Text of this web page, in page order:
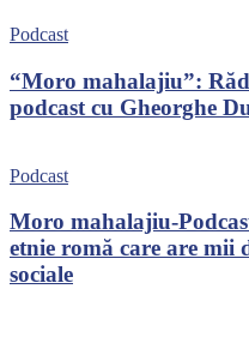
Podcast
“Moro mahalajiu”:
podcast cu Gheorghe
Podcast
Moro mahalajiu-
etnie romă care are mii
sociale